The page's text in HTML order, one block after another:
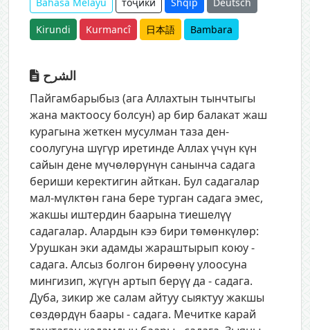
Kirundi Kurmancî 日本語 Bambara
الشرح
Пайгамбарыбыз (ага Аллахтын тынчтыгы
жана мактоосу болсун) ар бир балакат жаш
курагына жеткен мусулман таза ден-
соолугуна шүгүр иретинде Аллах үчүн күн
сайын дене мүчөлөрүнүн санынча садага
бериши керектигин айткан. Бул садагалар
мал-мүлктөн гана бере турган садага эмес,
жакшы иштердин баарына тиешелүү
садагалар. Алардын кээ бири төмөнкүлөр:
Урушкан эки адамды жараштырып коюу -
садага. Алсыз болгон бирөөнү улоосуна
мингизип, жүгүн артып берүү да - садага.
Дуба, зикир же салам айтуу сыяктуу жакшы
сөздөрдүн баары - садага. Мечитке карай